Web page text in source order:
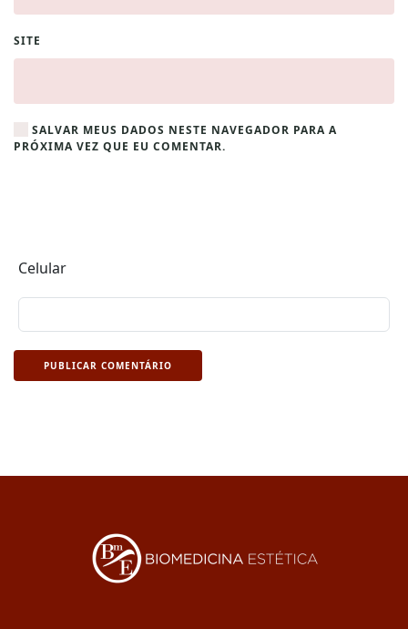
SITE
SALVAR MEUS DADOS NESTE NAVEGADOR PARA A
PRÓXIMA VEZ QUE EU COMENTAR.
Celular
PUBLICAR COMENTÁRIO